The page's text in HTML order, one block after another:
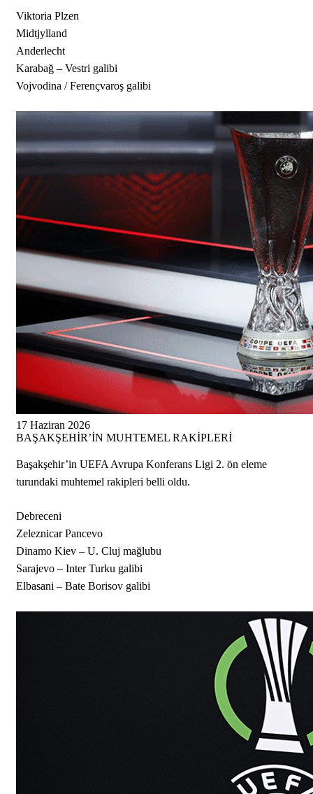
Viktoria Plzen
Midtjylland
Anderlecht
Karabağ – Vestri galibi
Vojvodina / Ferençvaroş galibi
17 Haziran 2026
BAŞAKŞEHİR’İN MUHTEMEL RAKİPLERİ
Başakşehir’in UEFA Avrupa Konferans Ligi 2. ön eleme
turundaki muhtemel rakipleri belli oldu.
Debreceni
Zeleznicar Pancevo
Dinamo Kiev – U. Cluj mağlubu
Sarajevo – Inter Turku galibi
Elbasani – Bate Borisov galibi